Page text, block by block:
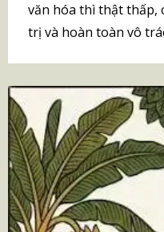
văn hóa thì thật thấp,
trị và hoàn toàn vô